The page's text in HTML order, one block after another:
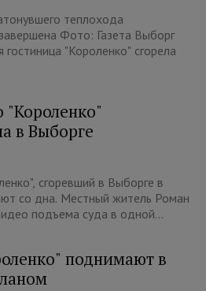
теплохода
Фото: Газета Выборг
"Короленко" сгорела
"Короленко"
в Выборге
сгоревший в Выборге в
со дна. Местный житель Роман
подъема суда в одной...
поднимают в